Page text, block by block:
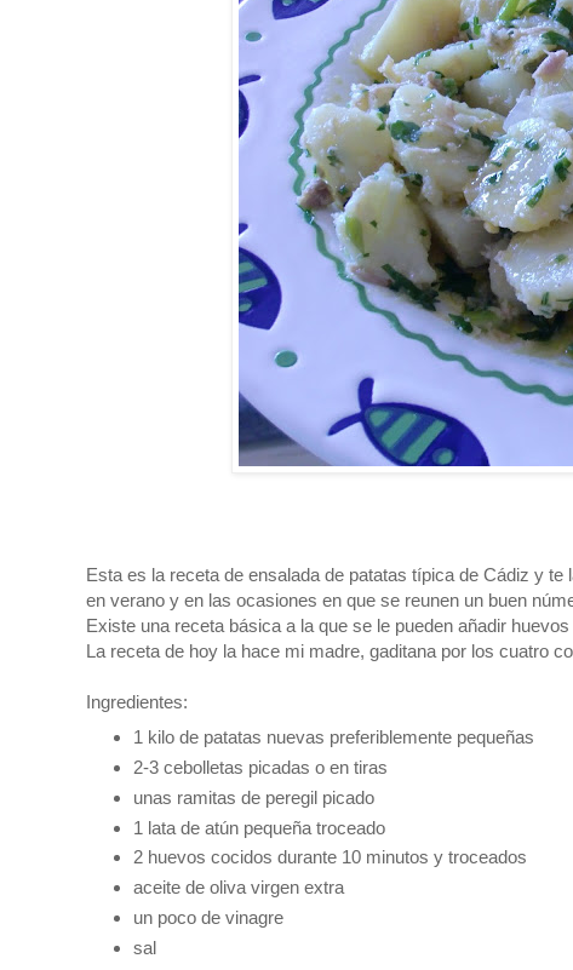
Esta es la receta de ensalada de patatas típica de Cádiz y
en verano y en las ocasiones en que se reunen un buen
Existe una receta básica a la que se le pueden añadir
La receta de hoy la hace mi madre, gaditana por los cuatro
Ingredientes:
1 kilo de patatas nuevas preferiblemente pequeñas
2-3 cebolletas picadas o en tiras
unas ramitas de peregil picado
1 lata de atún pequeña troceado
2 huevos cocidos durante 10 minutos y troceados
aceite de oliva virgen extra
un poco de vinagre
sal